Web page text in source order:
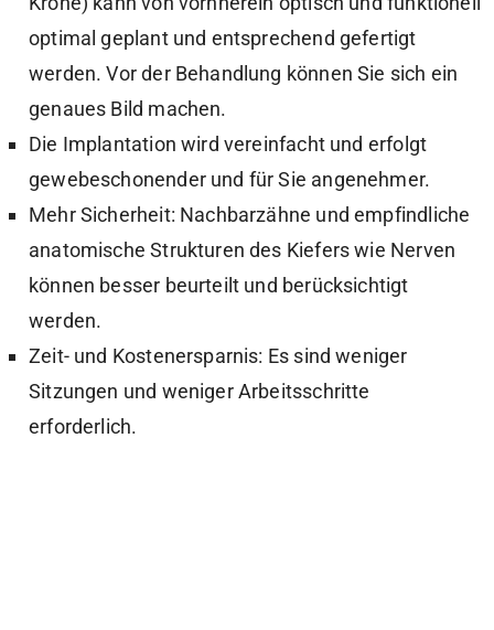
optimal geplant und entsprechend gefertigt
werden. Vor der Behandlung können Sie sich ein
genaues Bild machen.
Die Implantation wird vereinfacht und erfolgt
gewebeschonender und für Sie angenehmer.
Mehr Sicherheit: Nachbarzähne und empfindliche
anatomische Strukturen des Kiefers wie Nerven
können besser beurteilt und berücksichtigt
werden.
Zeit- und Kostenersparnis: Es sind weniger
Sitzungen und weniger Arbeitsschritte
erforderlich.